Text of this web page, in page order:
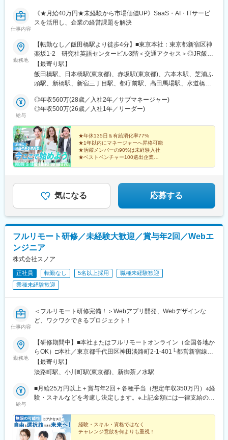
川県)、本厚木駅、小田原駅、鎌倉駅、秦野駅、座間駅、伊勢原
駅、逗子駅、三崎口駅、長野駅、松本駅、上田駅、佐久平駅、飯
府駅、竜王駅、石和温泉駅、富士山駅、山梨市駅、都留市駅、韮
崎駅、大月駅、富山駅、越中中川駅、砺波駅、黒部駅、魚津駅、
滑川駅、金沢駅、福井駅(福井県)、敦賀駅、浜松駅、静岡駅、富士
駅、沼津駅、磐田駅、藤枝駅、岡崎駅、豊橋駅、名古屋駅、刈谷
市駅、名鉄一宮駅、三河安城駅、岐阜駅、各務ケ原駅、多治見
駅、可児駅、四日市駅、津駅、名張駅、布施駅、豊中駅、吹田駅
(東海道本線)、梅田駅(地下鉄)、茨木駅、京都駅、宇治駅(奈良
線)、亀岡駅、奈良駅、天理駅、和歌山駅、姫路駅、西宮駅(ＪＲ
線)、尼崎駅(東海道本線)、明石駅、神戸駅(兵庫県)、宝塚駅、伊丹
駅、八日市駅、倉敷市駅、岡山駅、津山駅、広島駅、福山駅、呉
駅、西条駅(広島県)、尾道駅、下関駅、山口駅(山口県)、宇部駅、
鳥取駅、米子駅、境港駅、松江駅、出雲市駅、高知駅、古津賀
駅、ＪＲ松山駅前駅、今治駅、宇和島駅、高松駅(香川県)、丸亀
駅、徳島駅、阿南駅、鳴門駅、久留米駅、小倉駅(福岡県)、大牟田
宮崎駅、延岡駅、都城駅、鹿児島駅、熊本駅、佐賀駅、長崎駅(長
崎県)、佐世保駅、那覇空港駅(鉄道)、秋葉原駅、高田馬場駅、綾
瀬駅、豊田駅、溝の口駅、なんば駅(地下鉄)、心斎橋駅、天王寺
駅、金山駅(愛知県)、伏見駅(愛知県)、博多駅、中洲川端駅、山科
駅、久喜駅、本八幡駅(総武線)、大宮駅(埼玉県)、さっぽろ駅、函
館駅前駅、津軽五所川原駅、田茂山駅、あおば通駅、曽根田駅、
鷹巣駅、工機前駅、佐貫駅、宇都宮駅東口駅、今市駅、中央前橋
駅、西桐生駅、川口駅、北朝霞駅、新代田駅、蓮沼駅、西葛西
駅、牛田駅(東京都)、板橋区役所前駅、京王八王子駅、北品川駅、
赤羽岩淵駅、新宿駅(東京メトロ)、東池袋駅、不動前駅、住吉駅
(東京都)、六本木一丁目駅、布田駅、稲荷町駅(東京都)、立川北
駅、三越前駅、二重橋前駅、桜街道駅、京成船橋駅、京成千葉
駅、北習志野駅、野田市駅、京成成田駅、仲ノ町駅、逸見駅、新
高島駅、京急川崎駅、北茅ケ崎駅、和田塚駅、入谷駅(神奈川県)、
逗子・葉山駅、西松本駅、岩村田駅、南豊科駅、志貴野中学校前
駅、新魚津駅、北鉄金沢駅、福井駅、新浜松駅、新静岡駅、新豊
新可児駅、ＪＲ河内永和駅、大阪梅田駅(阪急線)、九条駅(京都
府)、田中口駅、山陽姫路駅、西宮駅、山陽明石駅、ハーバーラン
ド駅、宝塚南口駅、新伊丹駅、芦屋川駅、上栄町駅、新八日市
駅、倉敷駅、岡山駅前駅、電鉄出雲市駅、高知駅前駅、宮田町
駅前駅、熊本駅前駅、長崎駅前駅、佐世保中央駅、神泉駅、岩本
町駅、西早稲田駅、青井駅、高津駅(神奈川県)、大阪難波駅、四ツ
岡県)、櫛田神社前駅、京阪山科駅、本八幡駅(都営線)、北１２条
駅、松風町駅、広瀬通駅、東宿郷駅、下北沢駅、京成関屋駅、新
宿駅、都電雑司ケ谷駅、麻布十番駅、京成上野駅、立川南駅、茅
仕事内容
《★月給40万円★未経験から市場価値UP》SaaS・AI・ITサービ
スを活用し、企業の経営課題を解決
勤務地
【転勤なし／飯田橋駅より徒歩4分】■東京本社：東京都新宿区神
楽坂1-2 研究社英語センタービル3階＜交通アクセス＞◎JR飯田
橋駅 西口より徒歩4分◎東京メトロ飯田橋駅 B3出口より徒歩4分※
担当プロジェクトにより、将来的にリモートワーク（在宅勤務）
も可能です！
【最寄り駅】
飯田橋駅、日本橋駅(東京都)、赤坂駅(東京都)、六本木駅、芝浦ふ
頭駅、新橋駅、新宿三丁目駅、都庁前駅、高田馬場駅、水道橋
青海駅(東京都)、豊洲駅、有明駅(東京都)、亀戸駅、木場駅(東京
都)、天王洲アイル駅、立会川駅、大崎広小路駅、自由が丘駅、蒲
駅、明治神宮前駅、原宿駅、恵比寿駅、中野駅(東京都)、荻窪駅、
池袋駅、向原駅(東京都)、都電雑司ケ谷駅、赤羽駅、南千住駅、東
武練馬駅、光が丘駅、北千住駅、亀有駅、西葛西駅、吉祥寺駅、
井の頭公園駅、三鷹駅、府中競馬正門前駅、調布駅、町田駅、南
町田グランベリーパーク駅、豊田駅、国分寺駅、立川北駅、高松
よみうりランド駅、武蔵引田駅、新高島駅、横浜駅、元町・中華
街駅、伊勢佐木長者町駅、神奈川駅、新横浜駅、大倉山駅(神奈川
県)、新綱島駅、センター北駅、鴨居駅、たまプラーザ駅、長津田
駅、橋本駅(神奈川県)、上溝駅、相模大野駅、汐入駅、横須賀中央
駅、平塚駅、鎌倉駅、大船駅、藤沢駅、辻堂駅、石上駅、小田原
駅、鴨宮駅、茅ケ崎駅、逗子・葉山駅、三崎口駅、秦野駅、倉見
駅、中央林間駅、伊勢原駅、海老名駅(相模線)、相武台前駅、大雄
(神奈川県)、本郷台駅、鷺沼駅、古淵駅、京急久里浜駅、湘南台
駅、社家駅、大和駅(神奈川県)、厚木駅、座間駅、かしわ台駅、二
新宿駅、西早稲田駅、春日駅(東京都)、上野広小路駅、とうきょう
スカイツリー駅、国際展示場駅、亀戸水神駅、五反田駅、九品仏
官山駅、要町駅、東池袋駅、牛田駅(東京都)、府中駅(東京都)、京
王多摩川駅、立川駅、京王八王子駅、京王口ステイション駅、高
島町駅、平沼橋駅、馬車道駅、石川町駅、日ノ出町駅、綱島駅、
センター南駅、武蔵小杉駅、高津駅(神奈川県)、登戸駅、横須賀
駅、緑町駅、北茅ケ崎駅、逗子駅、海老名駅(相鉄・小田急)、鶴見
駅、入谷駅(神奈川県)、台場駅、茅場町駅、赤坂見附駅、麻布十番
駅、内幸町駅、東新宿駅、新宿西口駅、下落合駅、御徒町駅、曳
動前駅、表参道駅、代々木公園駅、東池袋四丁目駅、京成関屋
駅、府中本町駅、立川南駅、日本大通り駅、関内駅、八丁畷駅、
武蔵溝ノ口駅、柳小路駅、お台場海浜公園駅
給与
◎年収560万(28歳／入社2年／サブマネージャー)
◎年収500万(26歳／入社1年／リーダー)
★年休135日＆有給消化率77%
★1年以内にマネージャーへ昇格可能
★活躍メンバーの90%は未経験入社
★ベストベンチャー100選出企業
気になる 応募する
フルリモート研修／未経験大歓迎／賞与年2回／Webエ
ンジニア
株式会社スノア
正社員 転勤なし 5名以上採用
職種未経験歓迎
業種未経験歓迎
仕事内容
＜フルリモート研修完備！＞Webアプリ開発、Webデザインな
ど、ワクワクできるプロジェクト！
勤務地
【研修期間中】■本社またはフルリモートオンライン（全国各地か
らOK）□本社／東京都千代田区神田淡路町2-1-401└都営新宿線
「小川町駅」より徒歩1分└東京メトロ丸ノ内線「淡路町駅」より
徒歩2分└東京メトロ千代田線「新御茶ノ水駅」より徒歩3【研修
地は希望を考慮します。※転居を伴う転勤はありません。※すべて
徒歩10分以内の駅チカオフィスです。※フルリモート・在宅勤
【最寄り駅】
淡路町駅、小川町駅(東京都)、新御茶ノ水駅
給与
■月給25万円以上＋賞与年2回＋各種手当（想定年収350万円）※経
験・スキルなどを考慮し決定します。※上記金額には一律支給の住
（期間中は月給23万円以上で、その他の待遇に変更なし）☆経験
がある方は、現職・前職給与を考慮します。☆明確な評価制度あ
り。個人の頑張りに応じて評価します。【年収アップイメージ】
経験・スキル・資格ではなく
チャレンジ意欲を何よりも重視！